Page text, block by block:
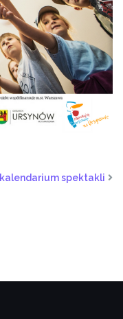
kalendarium spektakli